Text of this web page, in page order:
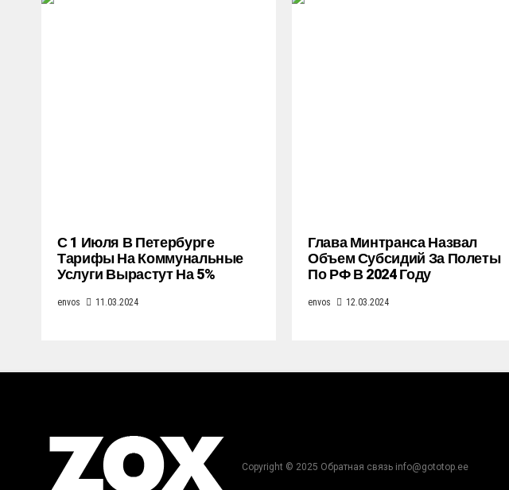
С 1 Июля В Петербурге
Тарифы На Коммунальные
Услуги Вырастут На 5%
envos 11.03.2024
Глава Минтранса Назвал
Объем Субсидий За Полеты
По РФ В 2024 Году
envos 12.03.2024
Copyright © 2025 Обратная связь info@gototop.ee